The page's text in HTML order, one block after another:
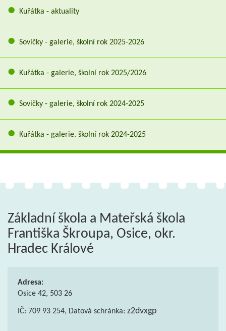
Kuřátka - aktuality
Sovičky - galerie, školní rok 2025-2026
Kuřátka - galerie, školní rok 2025/2026
Sovičky - galerie, školní rok 2024-2025
Kuřátka - galerie. školní rok 2024-2025
Základní škola a Mateřská škola
Františka Škroupa, Osice, okr.
Hradec Králové
Adresa:
Osice 42, 503 26
IČ: 709 93 254, Datová schránka: z2dvxgp